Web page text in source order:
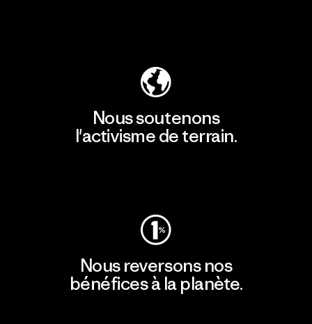
Nous soutenons
l'activisme de terrain.
Nous reversons nos
bénéfices à la planète.